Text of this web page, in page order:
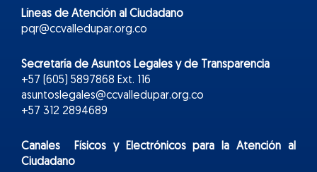
Líneas de Atención al Ciudadano
pqr@ccvalledupar.org.co
Secretaría de Asuntos Legales y de Transparencia
+57 (605) 5897868 Ext. 116
asuntoslegales@ccvalledupar.org.co
+57 312 2894689
Canales Físicos yElectrónicospara la Atención al
Ciudadano